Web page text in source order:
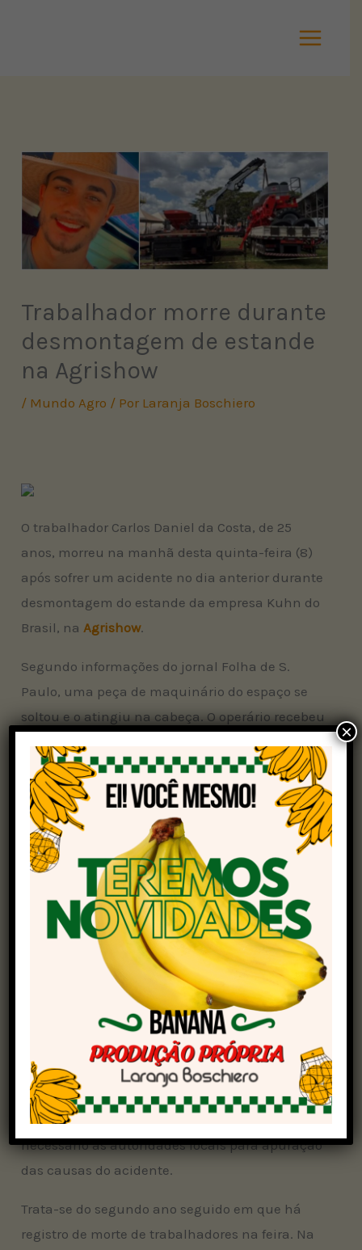
Trabalhador morre durante
desmontagem de estande
na Agrishow
/ Mundo Agro / Por Laranja Boschiero
O trabalhador Carlos Daniel da Costa, de 25
anos, morreu na manhã desta quinta-feira (8)
após sofrer um acidente no dia anterior durante
desmontagem do estande da empresa Kuhn do
Brasil, naAgrishow.
Segundo informações do jornal Folha de S.
Paulo, uma peça de maquinário do espaço se
soltou e o atingiu na cabeça. O operário recebeu
ao Hospital Unimed, onde não resistiu aos
ferimentos.
Em nota, a Kuhn do Brasil lamentou o ocorrido e
disse que está prestando auxílio à família da
vítima. “Neste momento, expressamos os nossos
sentimentos de solidariedade e condolências
aos familiares, amigos e colegas de trabalho.
Tratava-se de um colaborador sempre
comprometido e reconhecido pelo seu
profissionalismo. A sua ausência será sentida
por todos”, comunicou.
A organização da Agrishow também divulgou
comunicado em que lamenta a morte de Carlos
Daniel e afirma estar dando todo o suporte
necessário às autoridades locais para apuração
das causas do acidente.
Trata-se do segundo ano seguido em que há
registro de morte de trabalhadores na feira. Na
×